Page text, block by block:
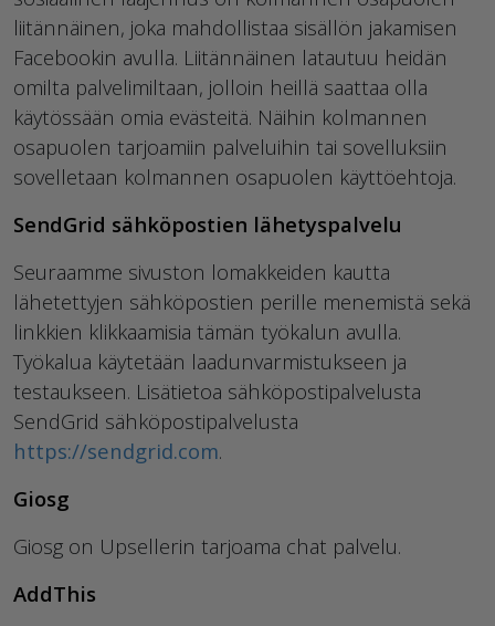
liitännäinen, joka mahdollistaa sisällön jakamisen
Facebookin avulla. Liitännäinen latautuu heidän
omilta palvelimiltaan, jolloin heillä saattaa olla
käytössään omia evästeitä. Näihin kolmannen
osapuolen tarjoamiin palveluihin tai sovelluksiin
sovelletaan kolmannen osapuolen käyttöehtoja.
SendGrid sähköpostien lähetyspalvelu
Seuraamme sivuston lomakkeiden kautta
lähetettyjen sähköpostien perille menemistä sekä
linkkien klikkaamisia tämän työkalun avulla.
Työkalua käytetään laadunvarmistukseen ja
testaukseen. Lisätietoa sähköpostipalvelusta
SendGrid sähköpostipalvelusta
https://sendgrid.com.
Giosg
Giosg on Upsellerin tarjoama chat palvelu.
AddThis